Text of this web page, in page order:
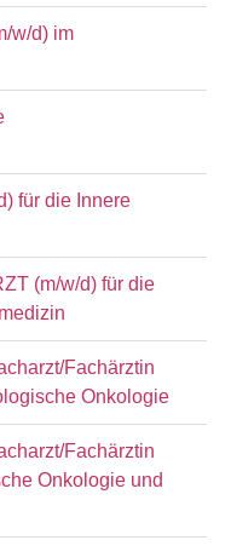
w/d) im
für die Innere
(m/w/d) für die
Fachärztin
Onkologie
Fachärztin
Onkologie und